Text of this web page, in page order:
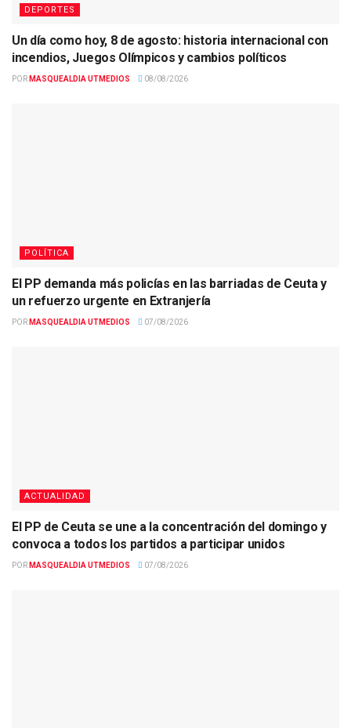
DEPORTES
Un día como hoy, 8 de agosto: historia internacional con
incendios, Juegos Olímpicos y cambios políticos
POR MASQUEALDIA UTMEDIOS 08/08/2026
POLÍTICA
El PP demanda más policías en las barriadas de Ceuta y
un refuerzo urgente en Extranjería
POR MASQUEALDIA UTMEDIOS 07/08/2026
ACTUALIDAD
El PP de Ceuta se une a la concentración del domingo y
convoca a todos los partidos a participar unidos
POR MASQUEALDIA UTMEDIOS 07/08/2026